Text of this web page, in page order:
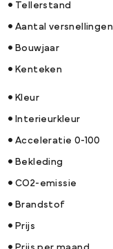
Tellerstand
Aantal versnellingen
Bouwjaar
Kenteken
Kleur
Interieurkleur
Acceleratie 0-100
Bekleding
CO2-emissie
Brandstof
Prijs